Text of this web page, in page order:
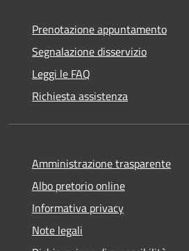
Prenotazione appuntamento
Segnalazione disservizio
Leggi le FAQ
Richiesta assistenza
Amministrazione trasparente
Albo pretorio online
Informativa privacy
Note legali